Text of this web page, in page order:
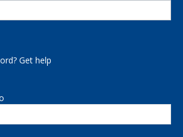
Get help